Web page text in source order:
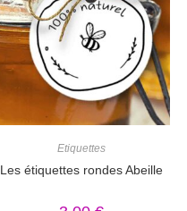
Etiquettes
Les étiquettes rondes Abeille